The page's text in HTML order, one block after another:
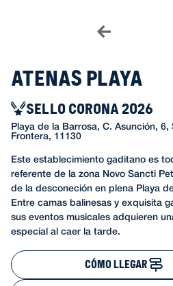
Atenas Playa
SELLO CORONA 2026
Playa de la Barrosa, C. Asunción,
Frontera, 11130
Este establecimiento gaditano es
referente de la zona Novo Sancti
de la desconeción en plena Playa
Entre camas balinesas y exquisita
sus eventos musicales adquieren
especial al caer la tarde.
CÓMO LLEGAR